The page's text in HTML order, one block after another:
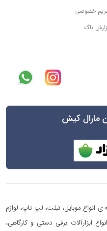
خصوصی
باگ
مارال کیش
ی انواع موبایل، تبلت، لپ تاپ، لوازم
ابزارآلات برقی دستی و کارگاهی،